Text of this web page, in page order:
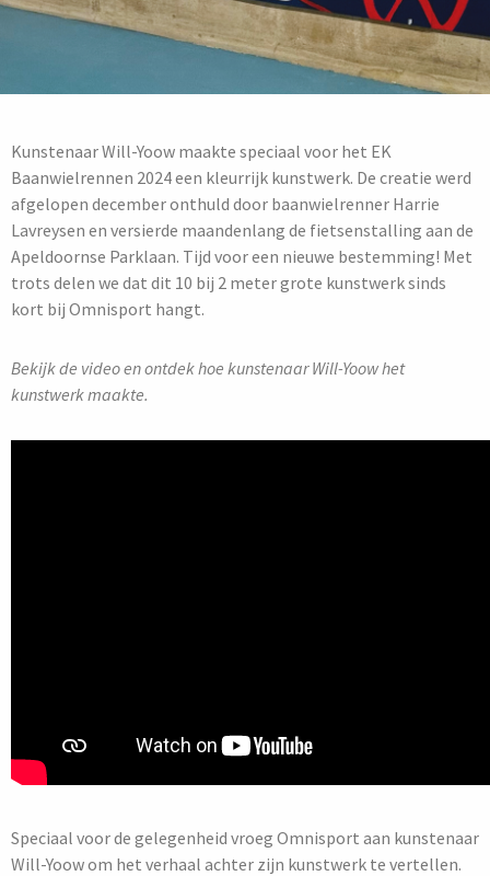
Kunstenaar Will-Yoow maakte speciaal voor het EK
Baanwielrennen 2024 een kleurrijk kunstwerk. De creatie werd
afgelopen december onthuld door baanwielrenner Harrie
Lavreysen en versierde maandenlang de fietsenstalling aan de
Apeldoornse Parklaan. Tijd voor een nieuwe bestemming! Met
trots delen we dat dit 10 bij 2 meter grote kunstwerk sinds
kort bij Omnisport hangt.
Bekijk de video en ontdek hoe kunstenaar Will-Yoow het
kunstwerk maakte.
Speciaal voor de gelegenheid vroeg Omnisport aan kunstenaar
Will-Yoow om het verhaal achter zijn kunstwerk te vertellen.